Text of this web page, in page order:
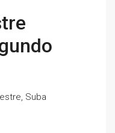
Suba